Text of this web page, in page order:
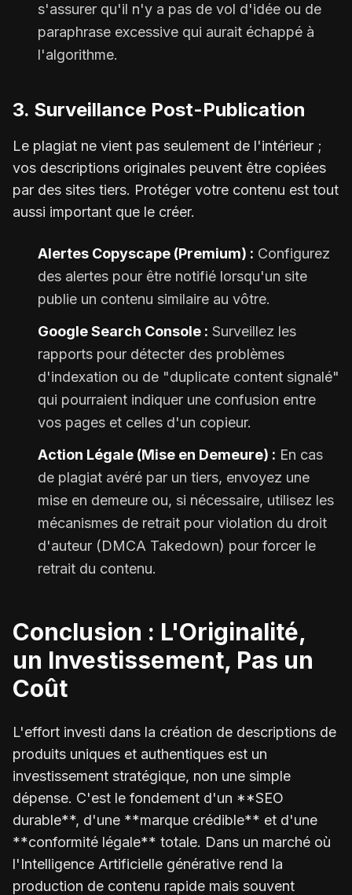
s'assurer qu'il n'y a pas de vol d'idée ou de
paraphrase excessive qui aurait échappé à
l'algorithme.
3. Surveillance Post-Publication
Le plagiat ne vient pas seulement de l'intérieur ;
vos descriptions originales peuvent être copiées
par des sites tiers. Protéger votre contenu est tout
aussi important que le créer.
Alertes Copyscape (Premium) : Configurez
des alertes pour être notifié lorsqu'un site
publie un contenu similaire au vôtre.
Google Search Console : Surveillez les
rapports pour détecter des problèmes
d'indexation ou de "duplicate content signalé"
qui pourraient indiquer une confusion entre
vos pages et celles d'un copieur.
Action Légale (Mise en Demeure) : En cas
de plagiat avéré par un tiers, envoyez une
mise en demeure ou, si nécessaire, utilisez les
mécanismes de retrait pour violation du droit
d'auteur (DMCA Takedown) pour forcer le
retrait du contenu.
Conclusion : L'Originalité,
un Investissement, Pas un
Coût
L'effort investi dans la création de descriptions de
produits uniques et authentiques est un
investissement stratégique, non une simple
dépense. C'est le fondement d'un **SEO
durable**, d'une **marque crédible** et d'une
**conformité légale** totale. Dans un marché où
l'Intelligence Artificielle générative rend la
production de contenu rapide mais souvent